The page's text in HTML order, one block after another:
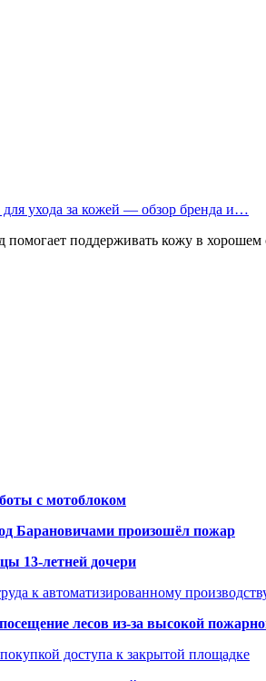
для ухода за кожей — обзор бренда и…
поддерживать кожу в хорошем
с мотоблоком
Барановичами произошёл пожар
13-летней дочери
к автоматизированному
лесов из-за высокой
доступа к закрытой площадке